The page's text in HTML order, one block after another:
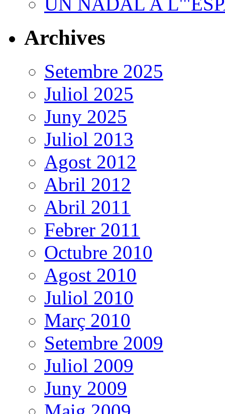
Archives
Setembre 2025
Juliol 2025
Juny 2025
Juliol 2013
Agost 2012
Abril 2012
Abril 2011
Febrer 2011
Octubre 2010
Agost 2010
Juliol 2010
Març 2010
Setembre 2009
Juliol 2009
Juny 2009